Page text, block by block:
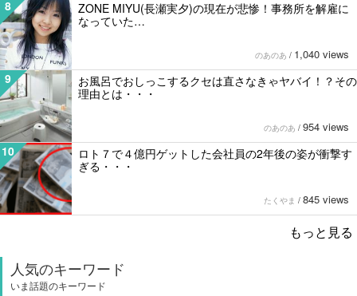
8
ZONE MIYU(長瀬実夕)の現在が悲惨！事務所を解雇に
なっていた…
のあのあ / 1,040 views
9
お風呂でおしっこするクセは直さなきゃヤバイ！？その
理由とは・・・
のあのあ / 954 views
10
ロト７で４億円ゲットした会社員の2年後の姿が衝撃す
ぎる・・・
たくやま / 845 views
もっと見る
人気のキーワード
いま話題のキーワード